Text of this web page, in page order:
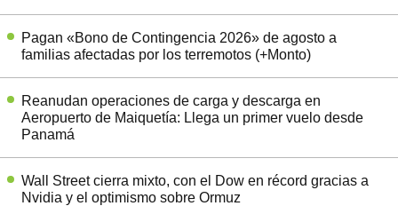
Pagan «Bono de Contingencia 2026» de agosto a
familias afectadas por los terremotos (+Monto)
Reanudan operaciones de carga y descarga en
Aeropuerto de Maiquetía: Llega un primer vuelo desde
Panamá
Wall Street cierra mixto, con el Dow en récord gracias a
Nvidia y el optimismo sobre Ormuz